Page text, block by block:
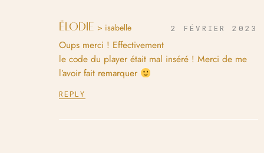
ËLODIE > isabelle 2 FÉVRIER 2023
Oups merci ! Effectivement
le code du player était mal inséré ! Merci de me
l’avoir fait remarquer
REPLY